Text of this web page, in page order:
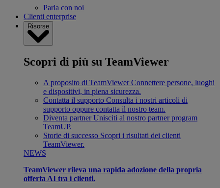
Parla con noi
Clienti enterprise
Risorse
Scopri di più su TeamViewer
A proposito di TeamViewer Connettere persone, luoghi
e dispositivi, in piena sicurezza.
Contatta il supporto Consulta i nostri articoli di
supporto oppure contatta il nostro team.
Diventa partner Unisciti al nostro partner program
TeamUP.
Storie di successo Scopri i risultati dei clienti
TeamViewer.
NEWS
TeamViewer rileva una rapida adozione della propria
offerta AI tra i clienti.